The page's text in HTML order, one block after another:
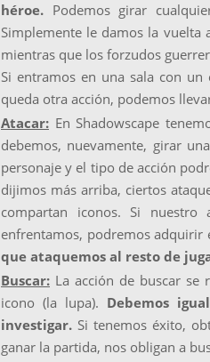
héroe. Podemos girar
Simplemente le damos la vuelta
mientras que los forzudos
Si entramos en una sala con
queda otra acción, podemos
Atacar: En Shadowscape
debemos, nuevamente, girar
personaje y el tipo de acción
dijimos más arriba, ciertos
compartan iconos. Si
enfrentamos, podremos
que ataquemos al resto de
Buscar: La acción de buscar
icono (la lupa). Debemos
investigar. Si tenemos éxito,
ganar la partida, nos obligan a